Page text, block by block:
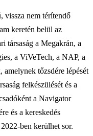
vissza nem térítendő
keretén belül az
társaság a Megakrán, a
a ViVeTech, a NAP, a
tőzsdére lépését
felkészülését és a
a Navigator
és a kereskedés
ben kerülhet sor.